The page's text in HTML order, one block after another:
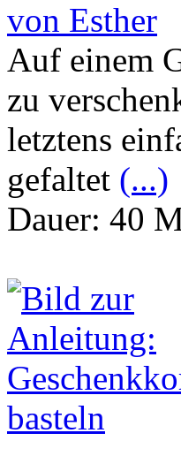
von Esther
Auf einem
zu
letztens
gefaltet (...)
Dauer: 40